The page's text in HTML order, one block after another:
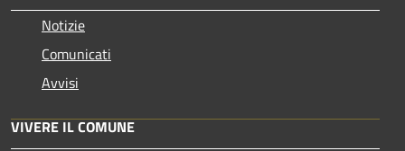
Notizie
Comunicati
Avvisi
VIVERE IL COMUNE